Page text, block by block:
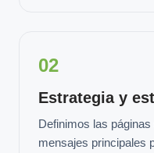
02
Estrategia y
Definimos las
mensajes principales